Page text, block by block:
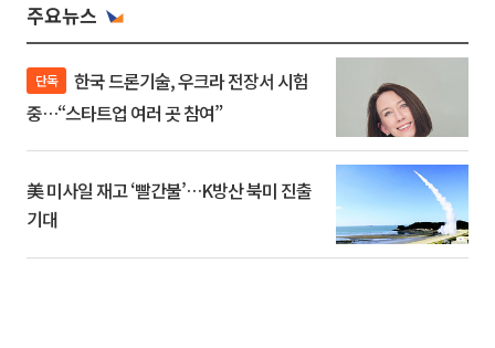
주요뉴스
단독
중…“스타트업 여러 곳 참여”
美 미사일 재고 ‘빨간불’…K방산 북미 진출
기대